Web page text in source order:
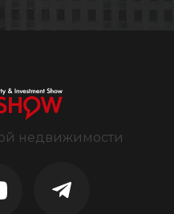
недвижимости